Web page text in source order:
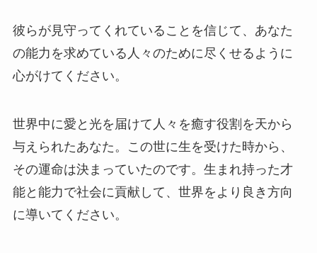
彼らが見守ってくれていることを信じて、あなた
の能力を求めている人々のために尽くせるように
心がけてください。
世界中に愛と光を届けて人々を癒す役割を天から
与えられたあなた。この世に生を受けた時から、
その運命は決まっていたのです。生まれ持った才
能と能力で社会に貢献して、世界をより良き方向
に導いてください。